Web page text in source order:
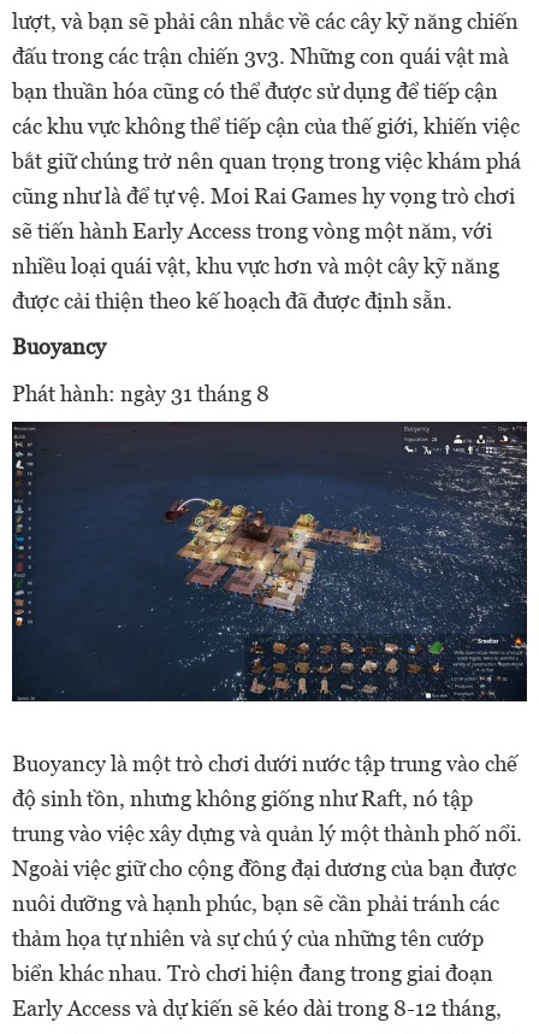
lượt, và bạn sẽ phải cân nhắc về các cây kỹ năng chiến
đấu trong các trận chiến 3v3. Những con quái vật mà
bạn thuần hóa cũng có thể được sử dụng để tiếp cận
các khu vực không thể tiếp cận của thế giới, khiến việc
bắt giữ chúng trở nên quan trọng trong việc khám phá
cũng như là để tự vệ. Moi Rai Games hy vọng trò chơi
sẽ tiến hành Early Access trong vòng một năm, với
nhiều loại quái vật, khu vực hơn và một cây kỹ năng
được cải thiện theo kế hoạch đã được định sẵn.
Buoyancy
Phát hành: ngày 31 tháng 8
Buoyancy là một trò chơi dưới nước tập trung vào chế
độ sinh tồn, nhưng không giống như Raft, nó tập
trung vào việc xây dựng và quản lý một thành phố nổi.
Ngoài việc giữ cho cộng đồng đại dương của bạn được
nuôi dưỡng và hạnh phúc, bạn sẽ cần phải tránh các
thảm họa tự nhiên và sự chú ý của những tên cướp
biển khác nhau. Trò chơi hiện đang trong giai đoạn
Early Access và dự kiến sẽ kéo dài trong 8-12 tháng,